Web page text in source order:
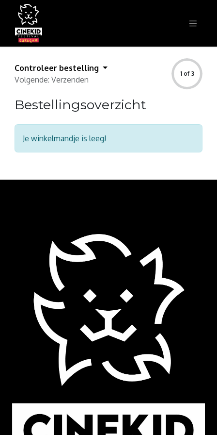
Controleer bestelling
Volgende: Verzenden
1 of 3
Bestellingsoverzicht
Je winkelmandje is leeg!